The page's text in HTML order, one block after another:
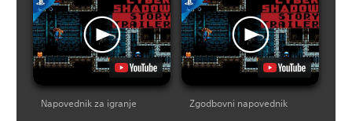
Napovednik za igranje Zgodbovni napovednik